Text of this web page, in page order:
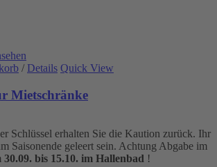
/ Details Quick View
Mietschränke
Schlüssel erhalten Sie die Kaution zurück. Ihr
Saisonende geleert sein. Achtung Abgabe im
30.09. bis 15.10. im Hallenbad !